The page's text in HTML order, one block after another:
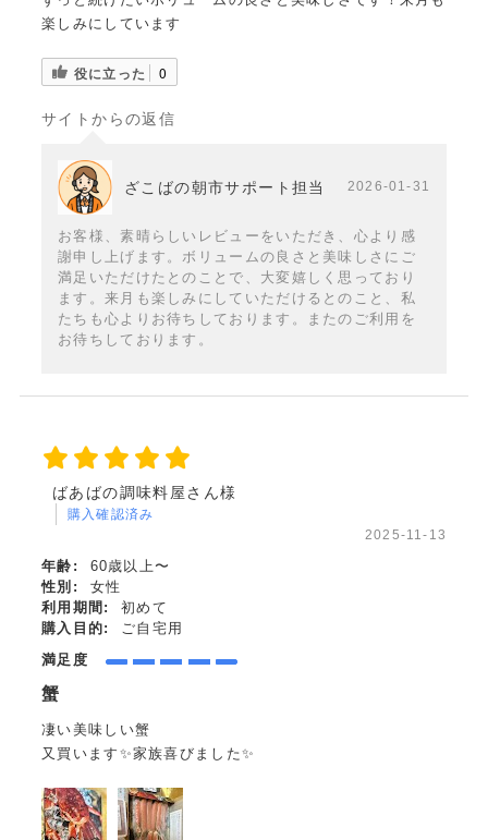
楽しみにしています
役に立った 0
サイトからの返信
ざこばの朝市サポート担当 2026-01-31
お客様、素晴らしいレビューをいただき、心より感
謝申し上げます。ボリュームの良さと美味しさにご
満足いただけたとのことで、大変嬉しく思っており
ます。来月も楽しみにしていただけるとのこと、私
たちも心よりお待ちしております。またのご利用を
お待ちしております。
ばあばの調味料屋さん様
購入確認済み
2025-11-13
年齢:
60歳以上〜
性別:
女性
利用期間:
初めて
購入目的:
ご自宅用
満足度
蟹
凄い美味しい蟹
又買います✨家族喜びました✨